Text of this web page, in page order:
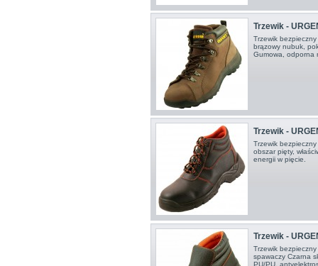
Trzewik -
Trzewik
brązowy nubuk,
Gumowa,
Trzewik -
Trzewik
obszar pięty,
energii w pięcie.
Trzewik -
Trzewik
spawaczy Czarna